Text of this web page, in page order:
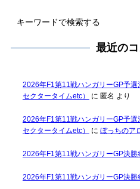
最近の
2026年F1第11戦ハンガリーGP予選
セクタータイムetc）
に 匿名 より
2026年F1第11戦ハンガリーGP予選
セクタータイムetc）
に ぼっちのア
2026年F1第11戦ハンガリーGP決勝
2026年F1第11戦ハンガリーGP決勝